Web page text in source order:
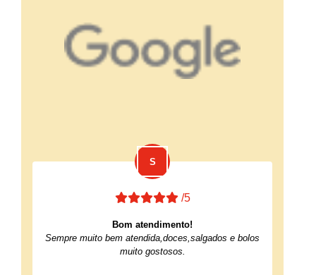
/5
Bom atendimento!
Sempre muito bem atendida,doces,salgados e bolos
muito gostosos.